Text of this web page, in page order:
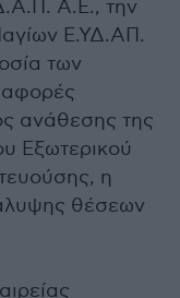
Α.Ε., την
Ε.ΥΔ.ΑΠ.
των
ανάθεσης της
Εξωτερικού
η
θέσεων